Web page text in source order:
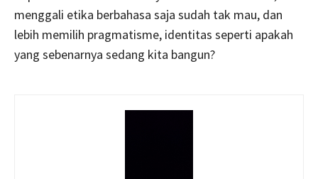
menggali etika berbahasa saja sudah tak mau, dan
lebih memilih pragmatisme, identitas seperti apakah
yang sebenarnya sedang kita bangun?